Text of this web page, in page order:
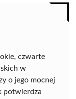
czwarte
w
o jego mocnej
potwierdza